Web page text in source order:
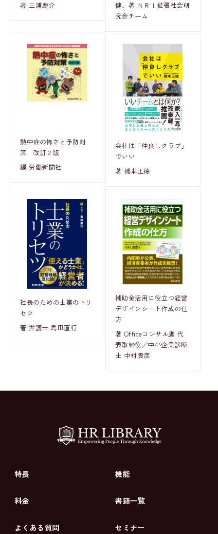
著 三浦慶介
健、著 ＮＲＩ拡張社会研
究会チーム
熱中症の怖さと予防対
策 改訂２版
編 労働新聞社
会社は「仲良しクラブ」
でいい
著 橋本正徳
社長のための士業のトリ
セツ
著 弁護士 島田直行
補助金活用に役立つ経営
デザインシート作成の仕
方
著 Officeコンサル鷹 代
表取締役／中小企業診断
士 中村貴彦
特長 機能
料金 書籍一覧
よくある質問 セミナー